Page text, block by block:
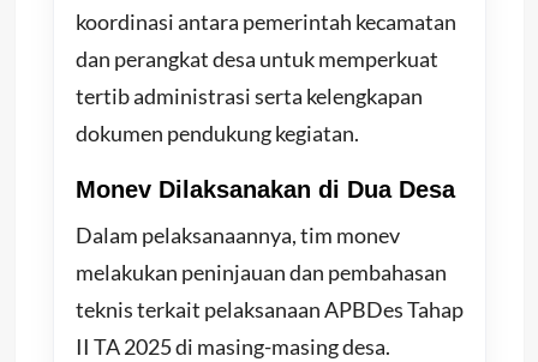
koordinasi antara pemerintah kecamatan
dan perangkat desa untuk memperkuat
tertib administrasi serta kelengkapan
dokumen pendukung kegiatan.
Monev Dilaksanakan di Dua Desa
Dalam pelaksanaannya, tim monev
melakukan peninjauan dan pembahasan
teknis terkait pelaksanaan APBDes Tahap
II TA 2025 di masing-masing desa.